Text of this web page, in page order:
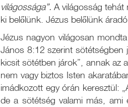
világossága”.A világosság tehát
ki belőlünk. Jézus belőlünk
Jézus nagyon világosan
János 8:12 szerint sötétségben
kicsit sötétben járok”, annak az
nem vagy biztos Isten
imádkozott egy órán keresztül:
de a sötétség valami más, ami